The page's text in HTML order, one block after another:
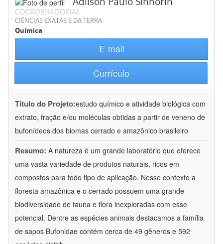
COORDENADOR(A)
CIÊNCIAS EXATAS E DA TERRA
Química
E-mail
Currículo
Título do Projeto:estudo químico e atividade biológica com
extrato, fração e/ou moléculas obtidas a partir de veneno de
bufonídeos dos biomas cerrado e amazônico brasileiro
Resumo: A natureza é um grande laboratório que oferece
uma vasta variedade de produtos naturais, ricos em
compostos para todo tipo de aplicação. Nesse contexto a
floresta amazônica e o cerrado possuem uma grande
biodiversidade de fauna e flora inexploradas com esse
potencial. Dentre as espécies animais destacamos a família
de sapos Bufonidae contém cerca de 49 gêneros e 592